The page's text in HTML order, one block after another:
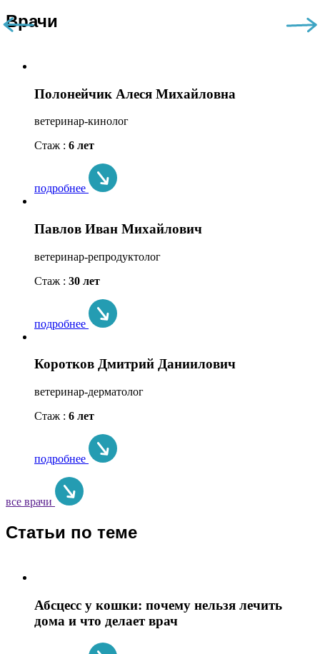
Врачи
Полонейчик Алеся Михайловна
ветеринар-кинолог
Стаж : 6 лет
подробнее
Павлов Иван Михайлович
ветеринар-репродуктолог
Стаж : 30 лет
подробнее
Коротков Дмитрий Даниилович
ветеринар-дерматолог
Стаж : 6 лет
подробнее
все врачи
Статьи по теме
Абсцесс у кошки: почему нельзя лечить
дома и что делает врач